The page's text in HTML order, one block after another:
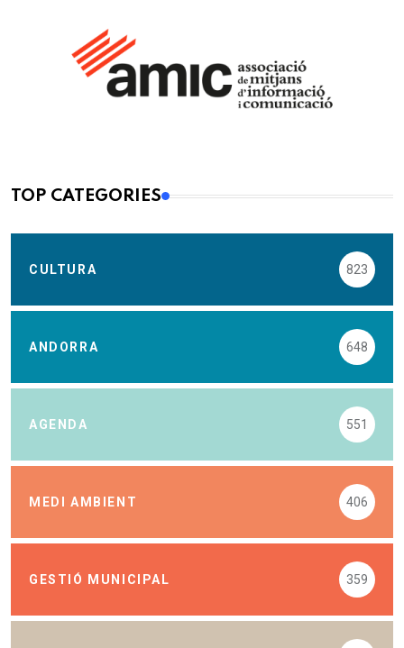
TOP CATEGORIES
CULTURA 823
ANDORRA 648
AGENDA 551
MEDI AMBIENT 406
GESTIÓ MUNICIPAL 359